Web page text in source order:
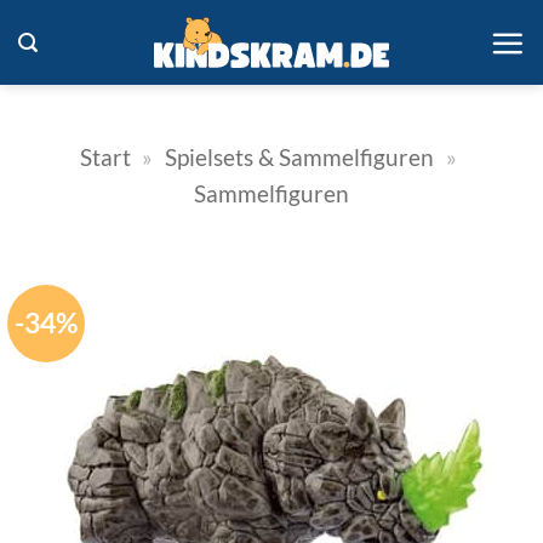
Inhalt
springen
Start » Spielsets & Sammelfiguren »
Sammelfiguren
-34%